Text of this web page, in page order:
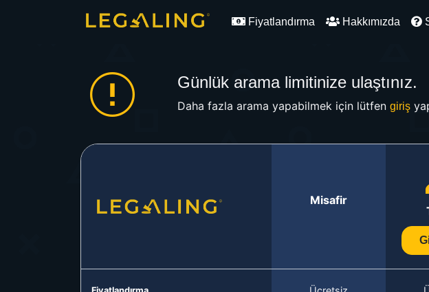
Fiyatlandırma Hakkımızda
Günlük arama limitinize ulaştınız.
Daha fazla arama yapabilmek için lütfen giriş
Misafir
Fiyatlandırma